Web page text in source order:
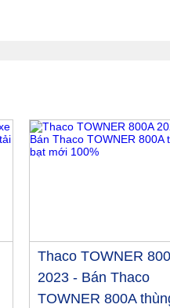
Thaco TOWNER
2023 - Bán Thaco
TOWNER 800A